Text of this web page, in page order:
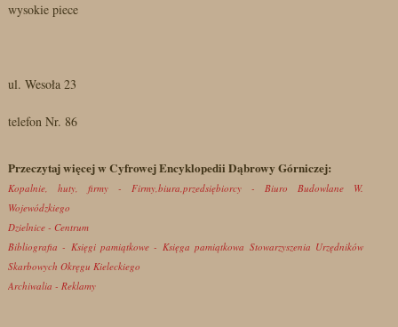
wysokie piece
ul. Wesoła 23
telefon Nr. 86
Przeczytaj więcej w Cyfrowej Encyklopedii Dąbrowy Górniczej:
Kopalnie, huty, firmy - Firmy,biura,przedsiębiorcy - Biuro Budowlane W.
Wojewódzkiego
Dzielnice - Centrum
Bibliografia - Księgi pamiątkowe - Księga pamiątkowa Stowarzyszenia Urzędników
Skarbowych Okręgu Kieleckiego
Archiwalia - Reklamy